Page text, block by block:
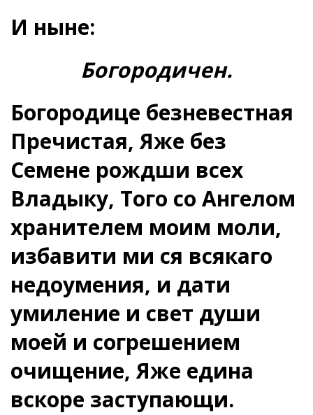
И ныне:
Богородичен.
Богородице безневестная
Пречистая, Яже без
Семене рождши всех
Владыку, Того со Ангелом
хранителем моим моли,
избавити ми ся всякаго
недоумения, и дати
умиление и свет души
моей и согрешением
очищение, Яже едина
вскоре заступающи.